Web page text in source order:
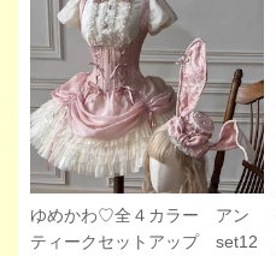
ゆめかわ♡全４カラー アン
ティークセットアップ set12